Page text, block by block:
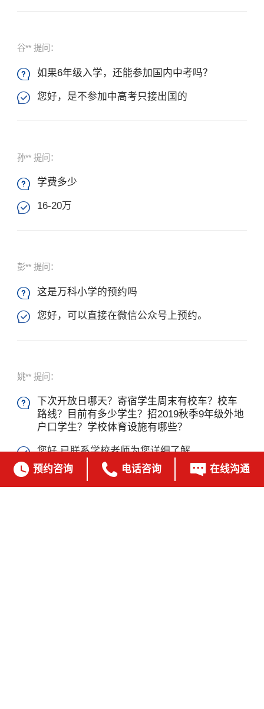
谷** 提问：
 如果6年级入学，还能参加国内中考吗？
 您好，是不参加中高考只接出国的
孙** 提问：
 学费多少
 16-20万
彭** 提问：
 这是万科小学的预约吗
 您好，可以直接在微信公众号上预约。
姚** 提问：

下次开放日哪天？寄宿学生周末有校车？校车
路线？目前有多少学生？招2019秋季9年级外地
户口学生？学校体育设施有哪些？
 您好 已联系学校老师为您详细了解
 预约咨询  电话咨询  在线沟通